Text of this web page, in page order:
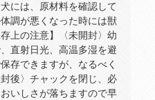
には、原材料を確認して
調が悪くなった時には獣
上の注意】〈未開封〉幼
直射日光、高温多湿を避
存できますが、なるべく
後〉チャックを閉じ、必
いしさが落ちますので早